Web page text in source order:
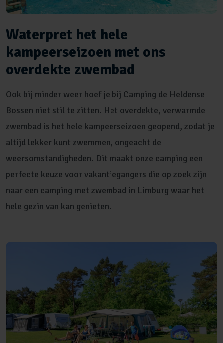
Waterpret het hele
kampeerseizoen met ons
overdekte zwembad
Ook bij minder weer hoef je bij Camping de Heldense
Bossen niet stil te zitten. Het overdekte, verwarmde
zwembad is het hele kampeerseizoen geopend, zodat je
altijd lekker kunt zwemmen, ongeacht de
weersomstandigheden. Dit maakt onze camping een
perfecte keuze voor vakantiegangers die op zoek zijn
naar een camping met zwembad in Limburg waar het
hele gezin van kan genieten.